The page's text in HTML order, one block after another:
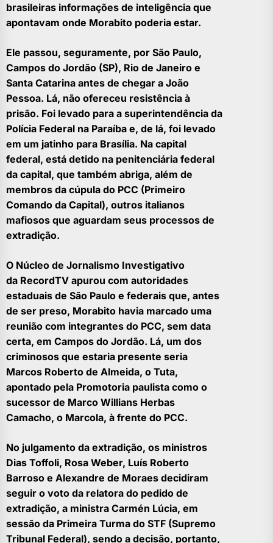
brasileiras informações de inteligência que
apontavam onde Morabito poderia estar.
Ele passou, seguramente, por São Paulo,
Campos do Jordão (SP), Rio de Janeiro e
Santa Catarina antes de chegar a João
Pessoa. Lá, não ofereceu resistência à
prisão. Foi levado para a superintendência da
Polícia Federal na Paraíba e, de lá, foi levado
em um jatinho para Brasília. Na capital
federal, está detido na penitenciária federal
da capital, que também abriga, além de
membros da cúpula do PCC (Primeiro
Comando da Capital), outros italianos
mafiosos que aguardam seus processos de
extradição.
O Núcleo de Jornalismo Investigativo
da RecordTV apurou com autoridades
estaduais de São Paulo e federais que, antes
de ser preso, Morabito havia marcado uma
reunião com integrantes do PCC, sem data
certa, em Campos do Jordão. Lá, um dos
criminosos que estaria presente seria
Marcos Roberto de Almeida, o Tuta,
apontado pela Promotoria paulista como o
sucessor de Marco Willians Herbas
Camacho, o Marcola, à frente do PCC.
No julgamento da extradição, os ministros
Dias Toffoli, Rosa Weber, Luís Roberto
Barroso e Alexandre de Moraes decidiram
seguir o voto da relatora do pedido de
extradição, a ministra Carmén Lúcia, em
sessão da Primeira Turma do STF (Supremo
Tribunal Federal), sendo a decisão, portanto,